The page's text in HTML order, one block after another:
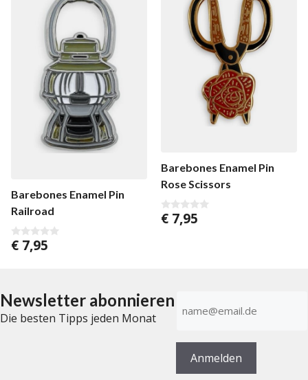
Barebones Enamel Pin
Railroad
0
v
€ 7,95
Barebones Enamel Pin
Rose Scissors
0
v
€ 7,95
Newsletter abonnieren
Die besten Tipps jeden Monat
Mail-
Anmelden